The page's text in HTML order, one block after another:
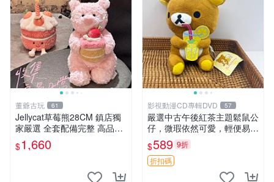
董爺古玩 61
Jellycat草莓熊28CM 鎮店獨
家嚴選 全套配備完整 高品質
收藏好物 紋章 玩具熊 定制熊
$1,660
影視動漫CD專輯DVD 57
嚴選中古午後紅茶主題鬆鼠公
仔，微瑕依然可愛，輕便易運
送 二手收藏推薦 工廠直營 快
遞到府 中古 玩偶 公仔
$589 9折
折扣碼